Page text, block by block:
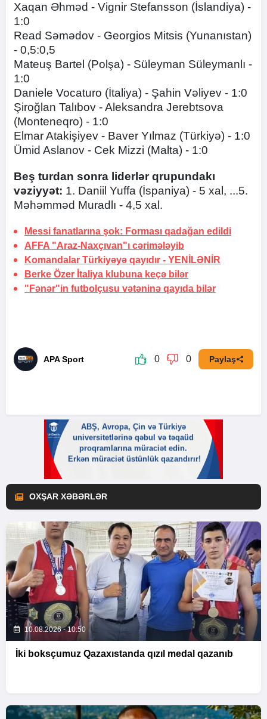
Xaqan Əhməd - Vignir Stefansson (İslandiya) -
1:0
Read Səmədov - Georgios Mitsis (Yunanıstan)
- 0,5:0,5
Mateuş Bartel (Polşa) - Süleyman Süleymanlı -
1:0
Daniele Vocaturo (İtaliya) - Şahin Vəliyev - 1:0
Şiroğlan Talıbov - Aleksandra Jerebtsova
(Monteneqro) - 1:0
Elmar Atakişiyev - Baver Yılmaz (Türkiyə) - 1:0
Ümid Aslanov - Cek Mizzi (Malta) - 1:0
Beş turdan sonra liderlər qrupundakı
vəziyyət: 1. Daniil Yuffa (İspaniya) - 5 xal, ...5.
Məhəmməd Muradlı - 4,5 xal.
Messi fanatlarına şok: Forması qadağan edildi
AFFA "Araz-Naxçıvan"ı cərimələyib
Komandalar Türkiyəyə qayıdır - YENİLƏNİR
Berke Özer İtaliya klubuna keçə bilər
"Fənər"in futbolçusu vətəninə qayıda bilər
APA Sport 0 0 Paylaş
OXŞAR XƏBƏRLƏR
10.08.2026 - 10:50
İki boksçumuz Qazaxıstanda qızıl medal qazanıb